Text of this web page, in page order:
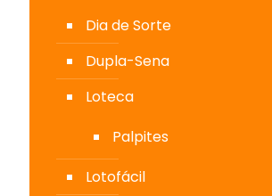
Dia de Sorte
Dupla-Sena
Loteca
Palpites
Lotofácil